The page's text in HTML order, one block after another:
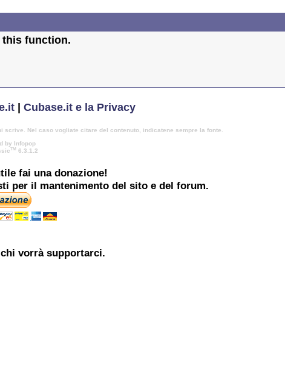
this function.
| Cubase.it e la Privacy
Nel caso vogliate citare del contenuto, indicatene sempre la fonte.
by Infopop
TM 6.3.1.2
fai una donazione!
per il mantenimento del sito e del forum.
vorrà supportarci.